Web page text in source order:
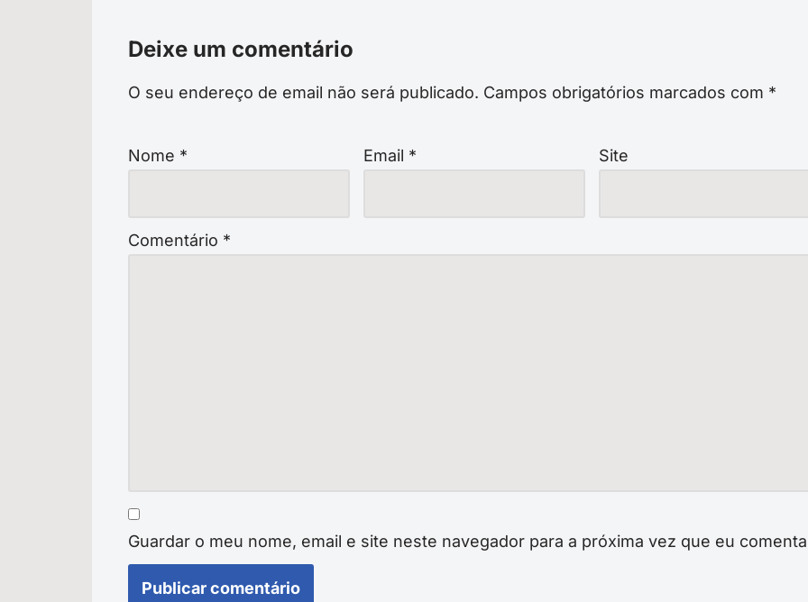
Deixe um comentário
O seu endereço de email não será publicado. Campos obrigatórios marcados com *
Nome * Email * Site
Comentário *
Guardar o meu nome, email e site neste navegador para a próxima vez que eu